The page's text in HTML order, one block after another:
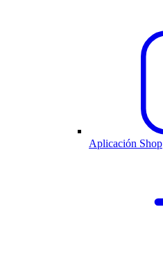
Aplicación Shop